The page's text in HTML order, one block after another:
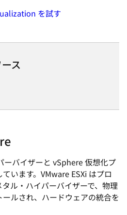
を試す
ス
ーバイザーと vSphere 仮想化プ
います。VMware ESXi はプロ
ル・ハイパーバイザーで、物理
ルされ、ハードウェアの統合を